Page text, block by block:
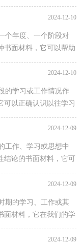
认真地...
2024-12-10
个年度、一个阶段对
书面材料，它可以帮助
2024-12-10
的学习或工作情况作
可以正确认识以往学习
吧。...
2024-12-09
作、学习或思想中
结论的书面材料，它可
们需要回...
2024-12-09
期的学习、工作或其
面材料，它在我们的学
2024-12-09